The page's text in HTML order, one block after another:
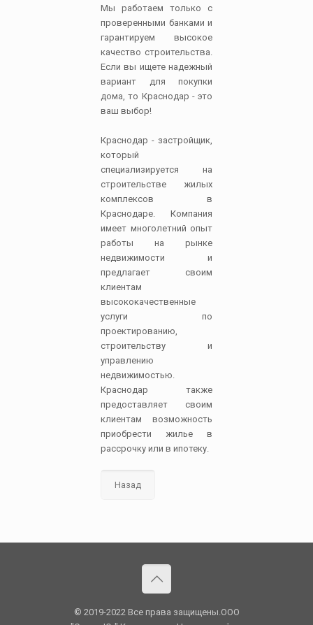
Мы работаем только с
проверенными банками и
гарантируем высокое
качество строительства.
Если вы ищете надежный
вариант для покупки
дома, то Краснодар - это
ваш выбор!
Краснодар - застройщик,
который
специализируется на
строительстве жилых
комплексов в
Краснодаре. Компания
имеет многолетний опыт
работы на рынке
недвижимости и
предлагает своим
клиентам
высококачественные
услуги по
проектированию,
строительству и
управлению
недвижимостью.
Краснодар также
предоставляет своим
клиентам возможность
приобрести жилье в
рассрочку или в ипотеку.
Назад
© 2019-2022 Все права защищены.OOO